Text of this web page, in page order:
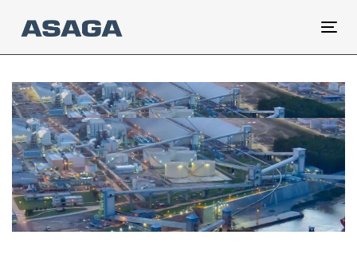
links
Skip
content
Post
navigation